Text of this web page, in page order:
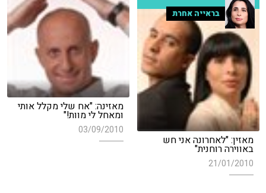
מאזינה: "אח שלי מקלל אותי
ומאחל לי מוות!"
03/09/2010
בראייה אחרת
מאזין: "לאחרונה אני חש
באווירה רוחנית"
21/01/2010